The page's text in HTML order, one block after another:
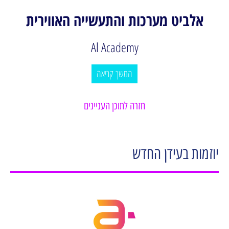
אלביט מערכות והתעשייה האווירית
Al Academy
המשך קריאה
חזרה לתוכן העניינים
יוזמות בעידן החדש